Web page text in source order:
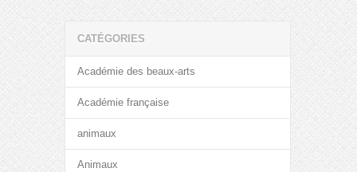
CATÉGORIES
Académie des beaux-arts
Académie française
animaux
Animaux